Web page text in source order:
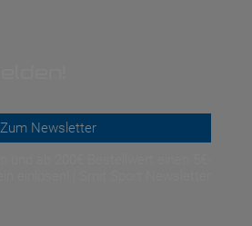
Zum Newsletter